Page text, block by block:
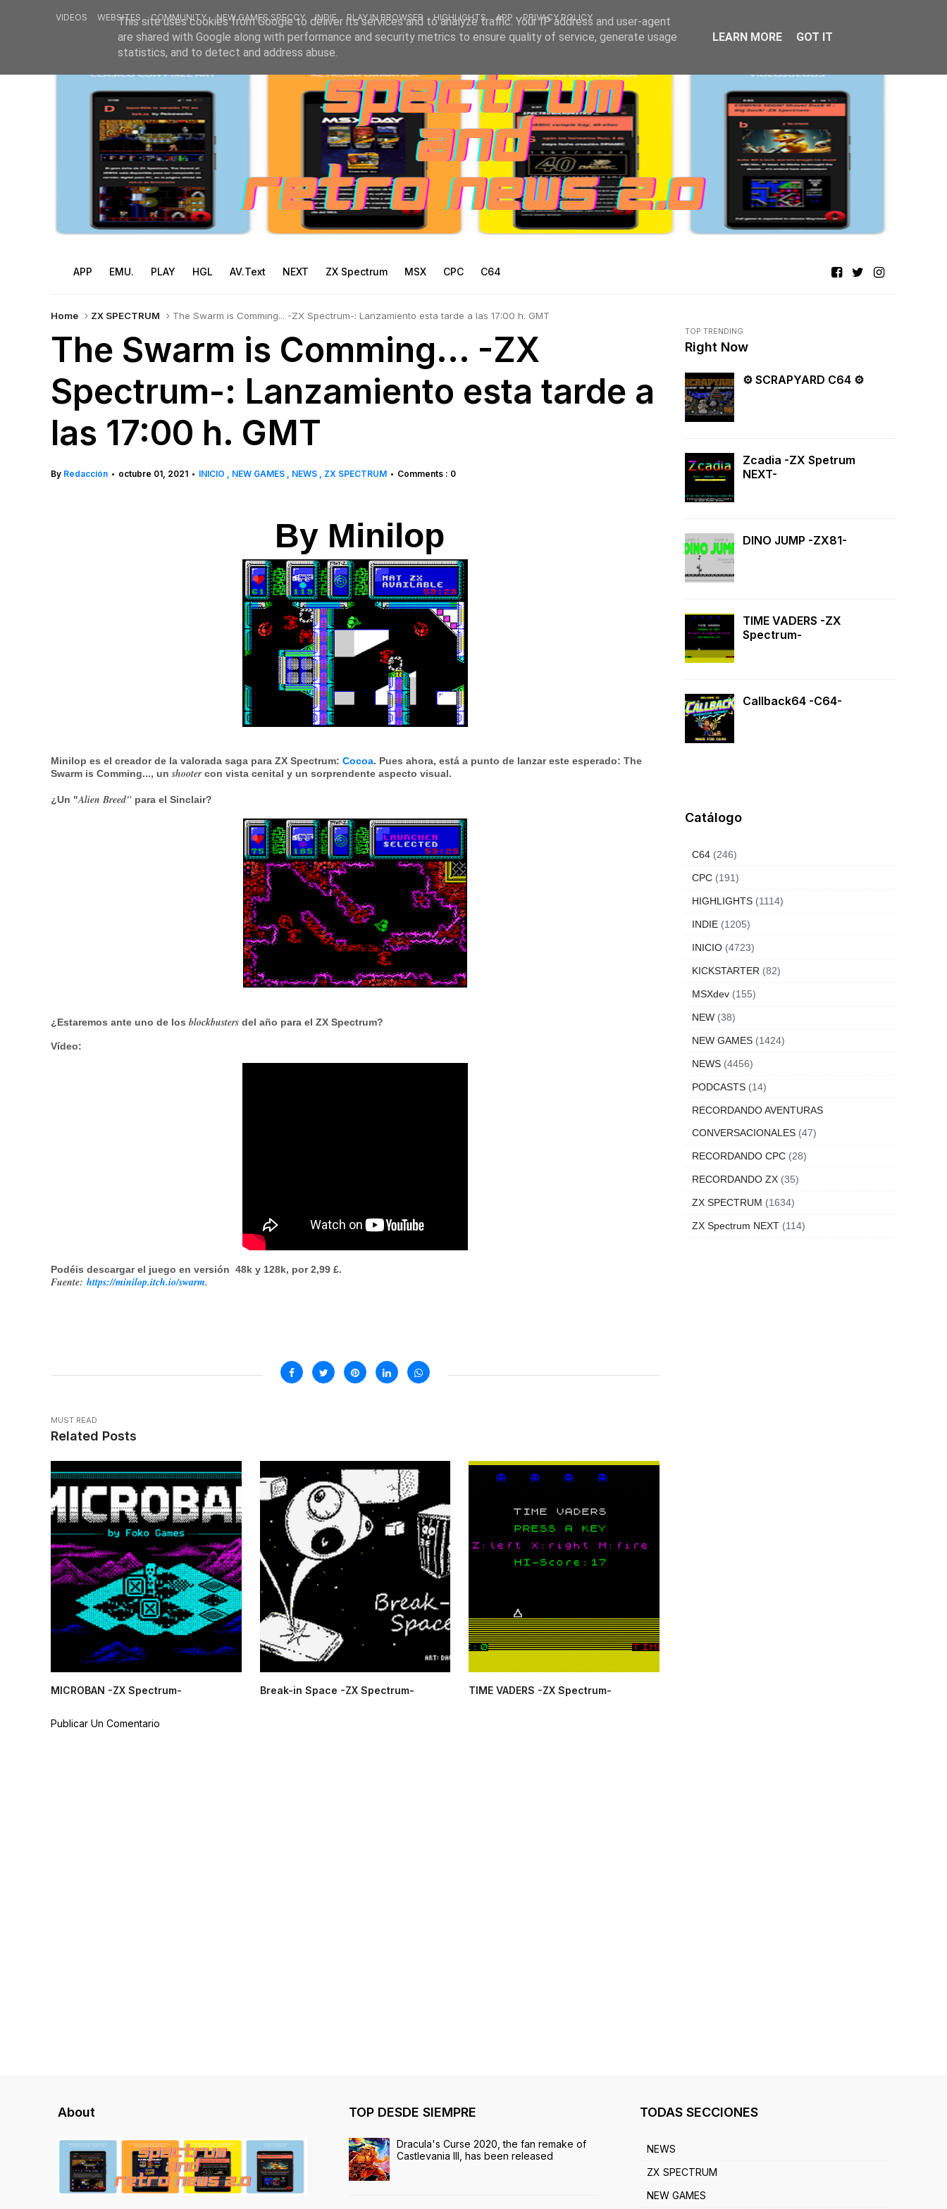
VIDEOS WEBSITES COMMUNITY NEW GAMES SPECCY INDIE PLAY IN BROWSER HIGHLIGHTS APP PRIVACY POLICY
APP EMU. PLAY HGL AV.Text NEXT ZX Spectrum MSX CPC C64
Home ZX SPECTRUM The Swarm is Comming... -ZX Spectrum-: Lanzamiento esta tarde a las 17:00 h. GMT
The Swarm is Comming... -ZX
Spectrum-: Lanzamiento esta tarde a
las 17:00 h. GMT
By Redacción • octubre 01, 2021 • INICIO NEW GAMES NEWS ZX SPECTRUM • Comments : 0
By Minilop
Minilop es el creador de la valorada saga para ZX Spectrum: Cocoa. Pues ahora, está a punto de lanzar este esperado: The
Swarm is Comming..., un shootercon vista cenital y un sorprendente aspecto visual.
¿Un "Alien Breed" para el Sinclair?
¿Estaremos ante uno de los blockbusters del año para el ZX Spectrum?
Vídeo:
Podéis descargar el juego en versión 48k y 128k, por 2,99 £.
Fuente: https://minilop.itch.io/swarm.
MUST READ
Related Posts
MICROBAN -ZX Spectrum- Break-in Space -ZX Spectrum- TIME VADERS -ZX Spectrum-
Publicar Un Comentario
TOP TRENDING
Right Now
⚙ SCRAPYARD C64 ⚙
Zcadia -ZX Spetrum
NEXT-
DINO JUMP -ZX81-
TIME VADERS -ZX
Spectrum-
Callback64 -C64-
Catálogo
C64 (246)
CPC (191)
HIGHLIGHTS (1114)
INDIE (1205)
INICIO (4723)
KICKSTARTER (82)
MSXdev (155)
NEW (38)
NEW GAMES (1424)
NEWS (4456)
PODCASTS (14)
RECORDANDO AVENTURAS
CONVERSACIONALES (47)
RECORDANDO CPC (28)
RECORDANDO ZX (35)
ZX SPECTRUM (1634)
ZX Spectrum NEXT (114)
About TOP DESDE SIEMPRE
Dracula's Curse 2020, the fan remake of
Castlevania III, has been released
TODAS SECCIONES
NEWS
ZX SPECTRUM
NEW GAMES
This site uses cookies from Google to deliver its services and to analyze traffic. Your IP address and user-agent
are shared with Google along with performance and security metrics to ensure quality of service, generate usage
statistics, and to detect and address abuse.
LEARN MORE GOT IT